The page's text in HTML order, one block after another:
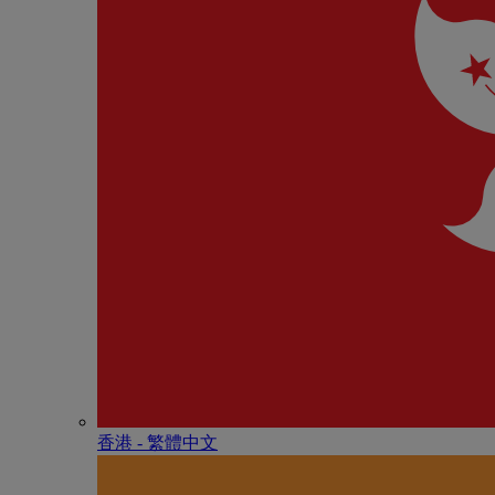
香港 - 繁體中文